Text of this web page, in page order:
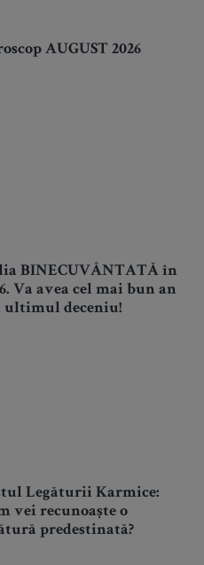
AUGUST 2026
BINECUVÂNTATĂ în
Va avea cel mai bun an
ultimul deceniu!
Legăturii Karmice:
vei recunoaște o
predestinată?